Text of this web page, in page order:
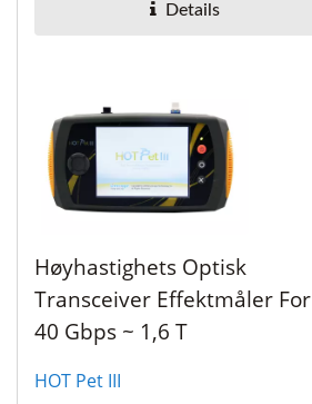
Details
Høyhastighets Optisk
Transceiver Effektmåler For
40 Gbps ~ 1,6 T
HOT Pet III